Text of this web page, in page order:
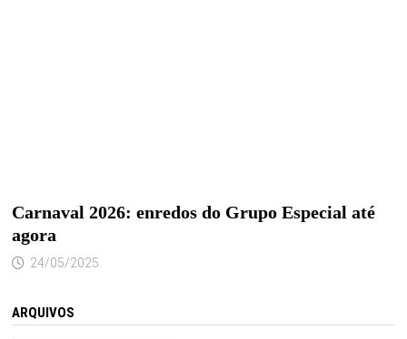
Carnaval 2026: enredos do Grupo Especial até
agora
24/05/2025
ARQUIVOS